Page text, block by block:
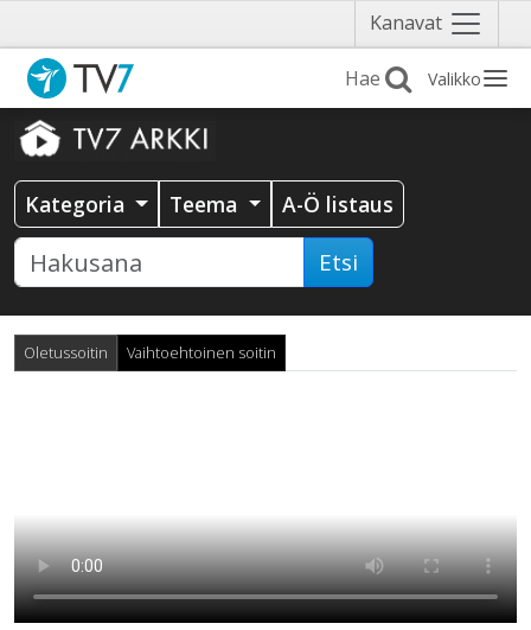
Kanavat Näytä
valikko
Valikko
Kategoria Teema A-Ö listaus
Etsi
Oletussoitin Vaihtoehtoinen soitin